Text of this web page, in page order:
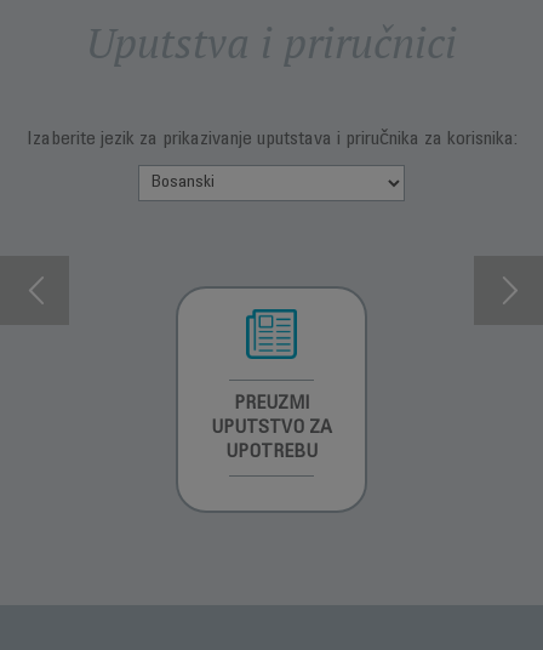
Uputstva i priručnici
Izaberite jezik za prikazivanje uputstava i priručnika za korisnika:
PREUZMI
UPUTSTVO ZA
UPOTREBU